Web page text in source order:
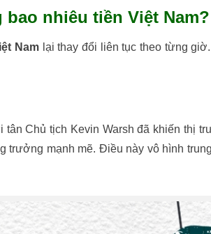
nhiêu tiền Việt Nam?
Nam lại thay đổi liên tục theo từng
Chủ tịch Kevin Warsh đã khiến thị
trưởng mạnh mẽ. Điều này vô hình